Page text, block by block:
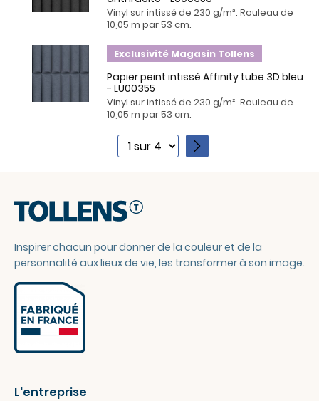
Vinyl sur intissé de 230 g/m². Rouleau de
10,05 m par 53 cm.
Exclusivité Magasin Tollens
Papier peint intissé Affinity tube 3D bleu
- LU00355
Vinyl sur intissé de 230 g/m². Rouleau de
10,05 m par 53 cm.
1
2
Inspirer chacun pour donner de la couleur et de la
personnalité aux lieux de vie, les transformer à son image.
L'entreprise